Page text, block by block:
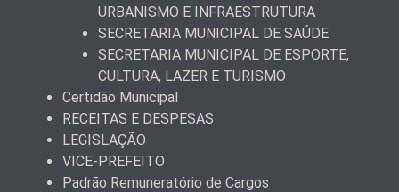
URBANISMO E INFRAESTRUTURA
SECRETARIA MUNICIPAL DE SAÚDE
SECRETARIA MUNICIPAL DE ESPORTE,
CULTURA, LAZER E TURISMO
Certidão Municipal
RECEITAS E DESPESAS
LEGISLAÇÃO
VICE-PREFEITO
Padrão Remuneratório de Cargos